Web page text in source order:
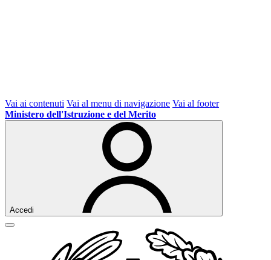
Vai ai contenuti Vai al menu di navigazione Vai al footer
Ministero dell'Istruzione e del Merito
Accedi